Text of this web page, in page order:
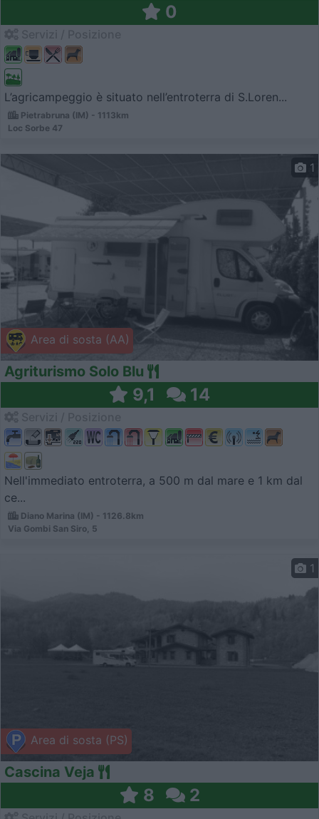
0
L’agricampeggio è situato nell’entroterra di S.Loren...
Pietrabruna (IM) - 1113km
Loc Sorbe 47
Area di sosta (AA)
1
Agriturismo Solo Blu
9,1 14
Nell'immediato entroterra, a 500 m dal mare e 1 km dal
ce...
Diano Marina (IM) - 1126.8km
Via Gombi San Siro, 5
Area di sosta (PS)
1
Cascina Veja
8 2